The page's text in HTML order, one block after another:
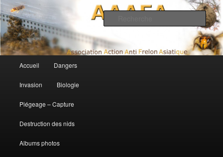
AAAFA
Association Action Anti Frelon Asiatique
Aller au contenu principal
Aller au contenu secondaire
Accueil Dangers
Invasion Biologie
Piégeage – Capture
Destruction des nids
Albums photos